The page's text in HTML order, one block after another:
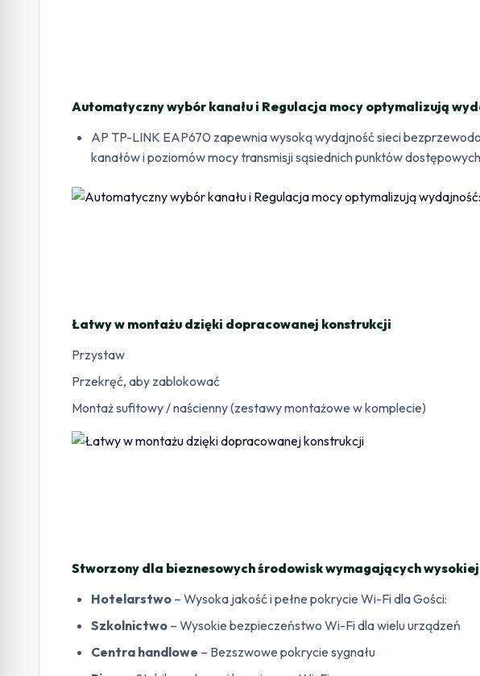
Automatyczny wybór kanału i Regulacja mocy optymalizują
AP TP-LINK EAP670 zapewnia wysoką wydajność sieci
kanałów i poziomów mocy transmisji sąsiednich punktów
Łatwy w montażu dzięki dopracowanej konstrukcji
Przystaw
Przekręć, aby zablokować
Montaż sufitowy / naścienny (zestawy montażowe w komplecie)
Stworzony dla bieznesowych środowisk wymagających
Hotelarstwo – Wysoka jakość i pełne pokrycie Wi-Fi dla Gości:
Szkolnictwo – Wysokie bezpieczeństwo Wi-Fi dla wielu urządzeń
Centra handlowe – Bezszwowe pokrycie sygnału